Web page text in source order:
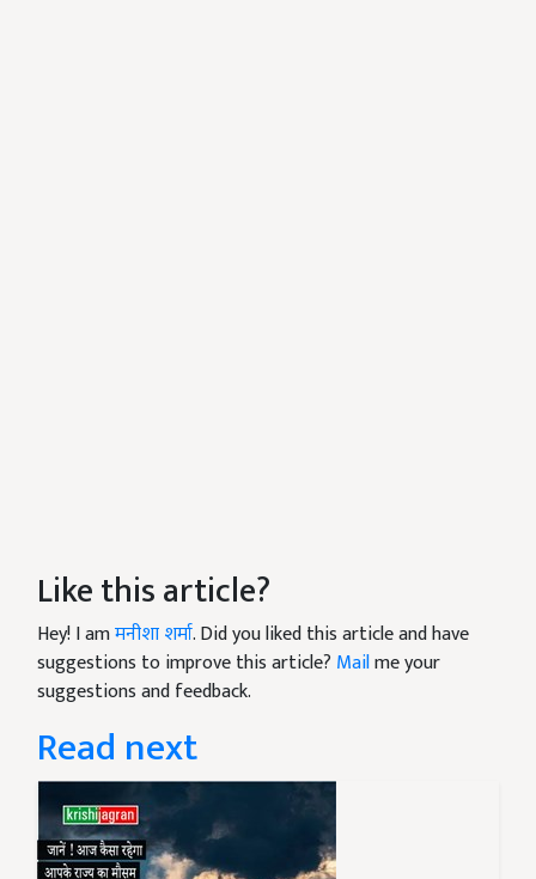
Like this article?
Hey! I amमनीशा शर्मा. Did you liked this article and have
suggestions to improve this article? Mailme your
suggestions and feedback.
Read next